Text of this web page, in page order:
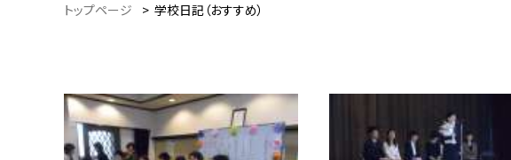
トップページ > 学校日記（おすすめ）